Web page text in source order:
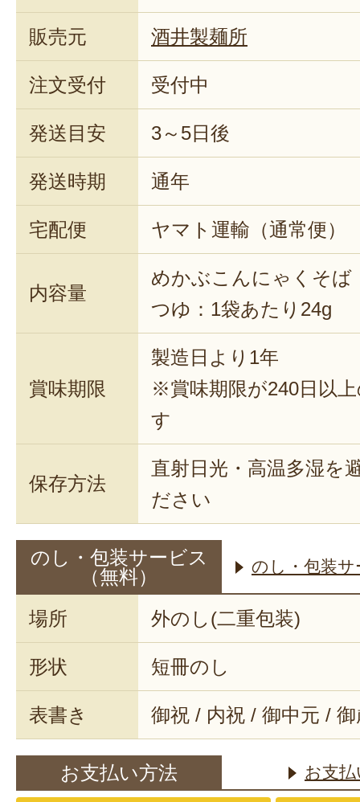
販売元 酒井製麺所
注文受付 受付中
発送目安 3～5日後
発送時期 通年
宅配便 ヤマト運輸（通常便）
内容量
めかぶこんにゃくそば
つゆ：1袋あたり24g
賞味期限
製造日より1年
※賞味期限が240日以
す
保存方法
直射日光・高温多湿を
ださい
のし・包装サービス
（無料）
のし・包装
場所 外のし(二重包装)
形状 短冊のし
表書き 御祝 / 内祝 / 御中元 /
お支払い方法 お支